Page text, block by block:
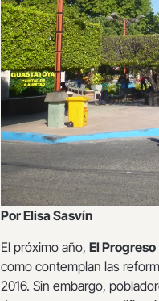
Por Elisa Sasvín
El próximo año, El Progreso
como contemplan las
2016. Sin embargo,